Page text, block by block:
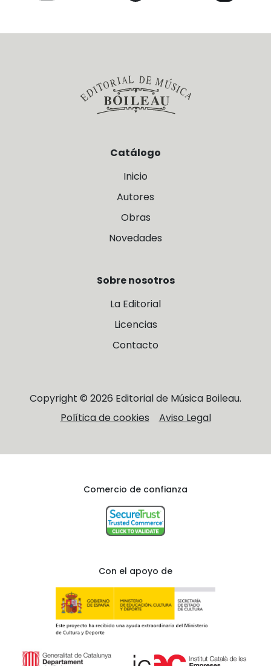
Catálogo
Inicio
Autores
Obras
Novedades
Sobre nosotros
La Editorial
Licencias
Contacto
Copyright © 2026 Editorial de Música Boileau.
Política de cookies
Aviso Legal
Comercio de confianza
Con el apoyo de